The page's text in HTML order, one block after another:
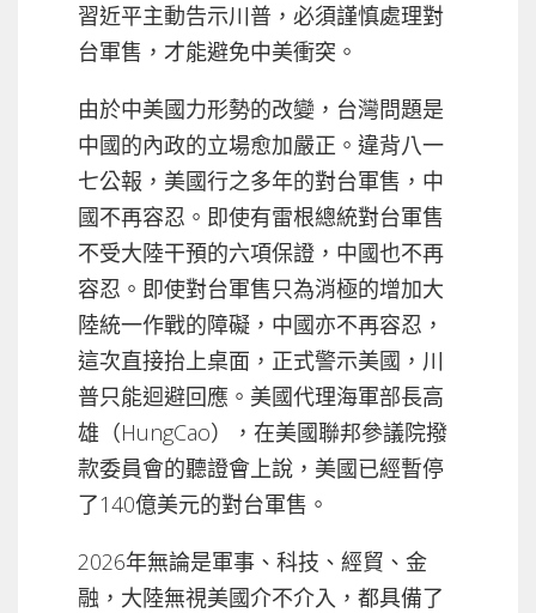
習近平主動告示川普，必須謹慎處理對
台軍售，才能避免中美衝突。
由於中美國力形勢的改變，台灣問題是
中國的內政的立場愈加嚴正。違背八一
七公報，美國行之多年的對台軍售，中
國不再容忍。即使有雷根總統對台軍售
不受大陸干預的六項保證，中國也不再
容忍。即使對台軍售只為消極的增加大
陸統一作戰的障礙，中國亦不再容忍，
這次直接抬上桌面，正式警示美國，川
普只能迴避回應。美國代理海軍部長高
雄（HungCao），在美國聯邦參議院撥
款委員會的聽證會上說，美國已經暫停
了140億美元的對台軍售。
2026年無論是軍事、科技、經貿、金
融，大陸無視美國介不介入，都具備了